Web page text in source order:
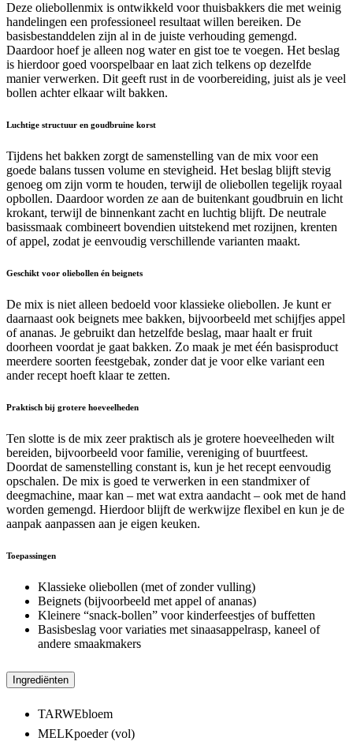
Deze oliebollenmix is ontwikkeld voor thuisbakkers die met weinig
handelingen een professioneel resultaat willen bereiken. De
basisbestanddelen zijn al in de juiste verhouding gemengd.
Daardoor hoef je alleen nog water en gist toe te voegen. Het beslag
is hierdoor goed voorspelbaar en laat zich telkens op dezelfde
manier verwerken. Dit geeft rust in de voorbereiding, juist als je veel
bollen achter elkaar wilt bakken.
Luchtige structuur en goudbruine korst
Tijdens het bakken zorgt de samenstelling van de mix voor een
goede balans tussen volume en stevigheid. Het beslag blijft stevig
genoeg om zijn vorm te houden, terwijl de oliebollen tegelijk royaal
opbollen. Daardoor worden ze aan de buitenkant goudbruin en licht
krokant, terwijl de binnenkant zacht en luchtig blijft. De neutrale
basissmaak combineert bovendien uitstekend met rozijnen, krenten
of appel, zodat je eenvoudig verschillende varianten maakt.
Geschikt voor oliebollen én beignets
De mix is niet alleen bedoeld voor klassieke oliebollen. Je kunt er
daarnaast ook beignets mee bakken, bijvoorbeeld met schijfjes appel
of ananas. Je gebruikt dan hetzelfde beslag, maar haalt er fruit
doorheen voordat je gaat bakken. Zo maak je met één basisproduct
meerdere soorten feestgebak, zonder dat je voor elke variant een
ander recept hoeft klaar te zetten.
Praktisch bij grotere hoeveelheden
Ten slotte is de mix zeer praktisch als je grotere hoeveelheden wilt
bereiden, bijvoorbeeld voor familie, vereniging of buurtfeest.
Doordat de samenstelling constant is, kun je het recept eenvoudig
opschalen. De mix is goed te verwerken in een standmixer of
deegmachine, maar kan – met wat extra aandacht – ook met de hand
worden gemengd. Hierdoor blijft de werkwijze flexibel en kun je de
aanpak aanpassen aan je eigen keuken.
Toepassingen
Klassieke oliebollen (met of zonder vulling)
Beignets (bijvoorbeeld met appel of ananas)
Kleinere “snack-bollen” voor kinderfeestjes of buffetten
Basisbeslag voor variaties met sinaasappelrasp, kaneel of
andere smaakmakers
Ingrediënten
TARWEbloem
MELKpoeder (vol)